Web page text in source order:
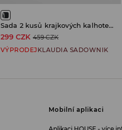
Sada 2 kusů krajkových kalhotek House x Klaudia Sadownik
299 CZK 459 CZK
VÝPRODEJ KLAUDIA SADOWNIK
Mobilní aplikaci